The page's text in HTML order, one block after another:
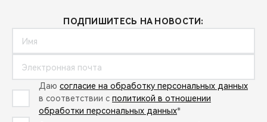
ПОДПИШИТЕСЬ НА НОВОСТИ:
Даю согласие на обработку персональных данных
в соответствии с политикой в отношении
обработки персональных данных*